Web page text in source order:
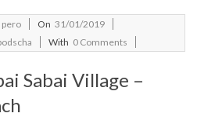
pero On 31/01/2019
With 0 Comments
Sabai Village –